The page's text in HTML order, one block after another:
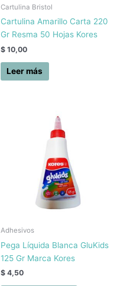
Cartulina Bristol
Cartulina Amarillo Carta 220
Gr Resma 50 Hojas Kores
$ 10,00
Leer más
Adhesivos
Pega Líquida Blanca GluKids
125 Gr Marca Kores
$ 4,50